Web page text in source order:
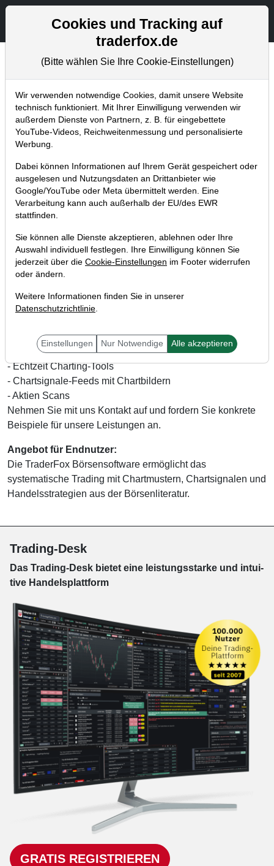
Aktien- und Artikelsuche
Home Willkommen bei Traderfox Über TraderFox
Über TraderFox
Die TraderFox GmbH wurde 2007 von Simon Betschinger
und Martin König gegründet. TraderFox gehört zu den
führenden Unternehmen auf dem Gebiet der automatischen
Chartmustererkennung, Echtzeit-Signalgenerierung und der
Visualisierung von Chartinformationen. Unser Ziel ist es,
die wichtigsten und besten Trading-Strategien weltweit
systematischen Handel mit den diversen Handelsstrategien
zu ermöglichen. Statistische Auswertungen der
Handelssignale geben Aufschluss darüber welches Signal
Verhältnisse verspricht.
Für Finanzportale bietet TraderFox eine Vielzahl von
Lösungen an.
- Echtzeit Charting-Tools
- Chartsignale-Feeds mit Chartbildern
- Aktien Scans
Nehmen Sie mit uns Kontakt auf und fordern Sie konkrete
Beispiele für unsere Leistungen an.
Angebot für Endnutzer:
Die TraderFox Börsensoftware ermöglicht das
systematische Trading mit Chartmustern, Chartsignalen und
Handelsstrategien aus der Börsenliteratur.
Trading-Desk
Das Trading-Desk bie­tet eine leis­tungs­star­ke und in­tui­
tive Han­dels­platt­form
GRATIS REGISTRIEREN
Cookies und Tracking auf
traderfox.de
(Bitte wählen Sie Ihre Cookie-Einstellungen)
Wir verwenden notwendige Cookies, damit unsere Website
technisch funktioniert. Mit Ihrer Einwilligung verwenden wir
außerdem Dienste von Partnern, z. B. für eingebettete
YouTube-Videos, Reichweitenmessung und personalisierte
Werbung.
Dabei können Informationen auf Ihrem Gerät gespeichert oder
ausgelesen und Nutzungsdaten an Drittanbieter wie
Google/YouTube oder Meta übermittelt werden. Eine
Verarbeitung kann auch außerhalb der EU/des EWR
stattfinden.
Sie können alle Dienste akzeptieren, ablehnen oder Ihre
Auswahl individuell festlegen. Ihre Einwilligung können Sie
jederzeit über die Cookie-Einstellungen im Footer widerrufen
oder ändern.
Weitere Informationen finden Sie in unserer
Datenschutzrichtlinie.
Einstellungen Nur Notwendige Alle akzeptieren